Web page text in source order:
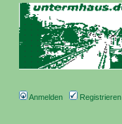
Anmelden Registrieren